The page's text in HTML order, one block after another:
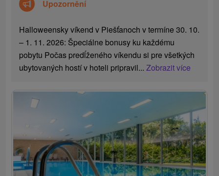
Upozornění
Halloweensky víkend v Piešťanoch v termíne 30. 10.
– 1. 11. 2026: Špeciálne bonusy ku každému
pobytu Počas predĺženého víkendu si pre všetkých
ubytovaných hostí v hoteli pripravil...Zobrazit více